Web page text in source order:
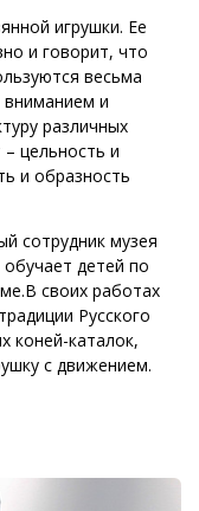
игрушки. Ее
и говорит, что
весьма
и
различных
цельность и
и образность
сотрудник музея
детей по
своих работах
Русского
коней-каталок,
с движением.